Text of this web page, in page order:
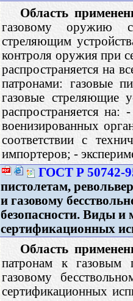
Область
газовому оружию
стреляющим
контроля оружия при
распространяется на
патронами: газовые
газовые стреляющие
распространяется
военизированных
соответствии с
импортеров; -
ГОСТ Р 50742-
пистолетам,
и газовому
безопасности. Виды
сертификационных
Область
патронам к газовым
газовому
сертификационных